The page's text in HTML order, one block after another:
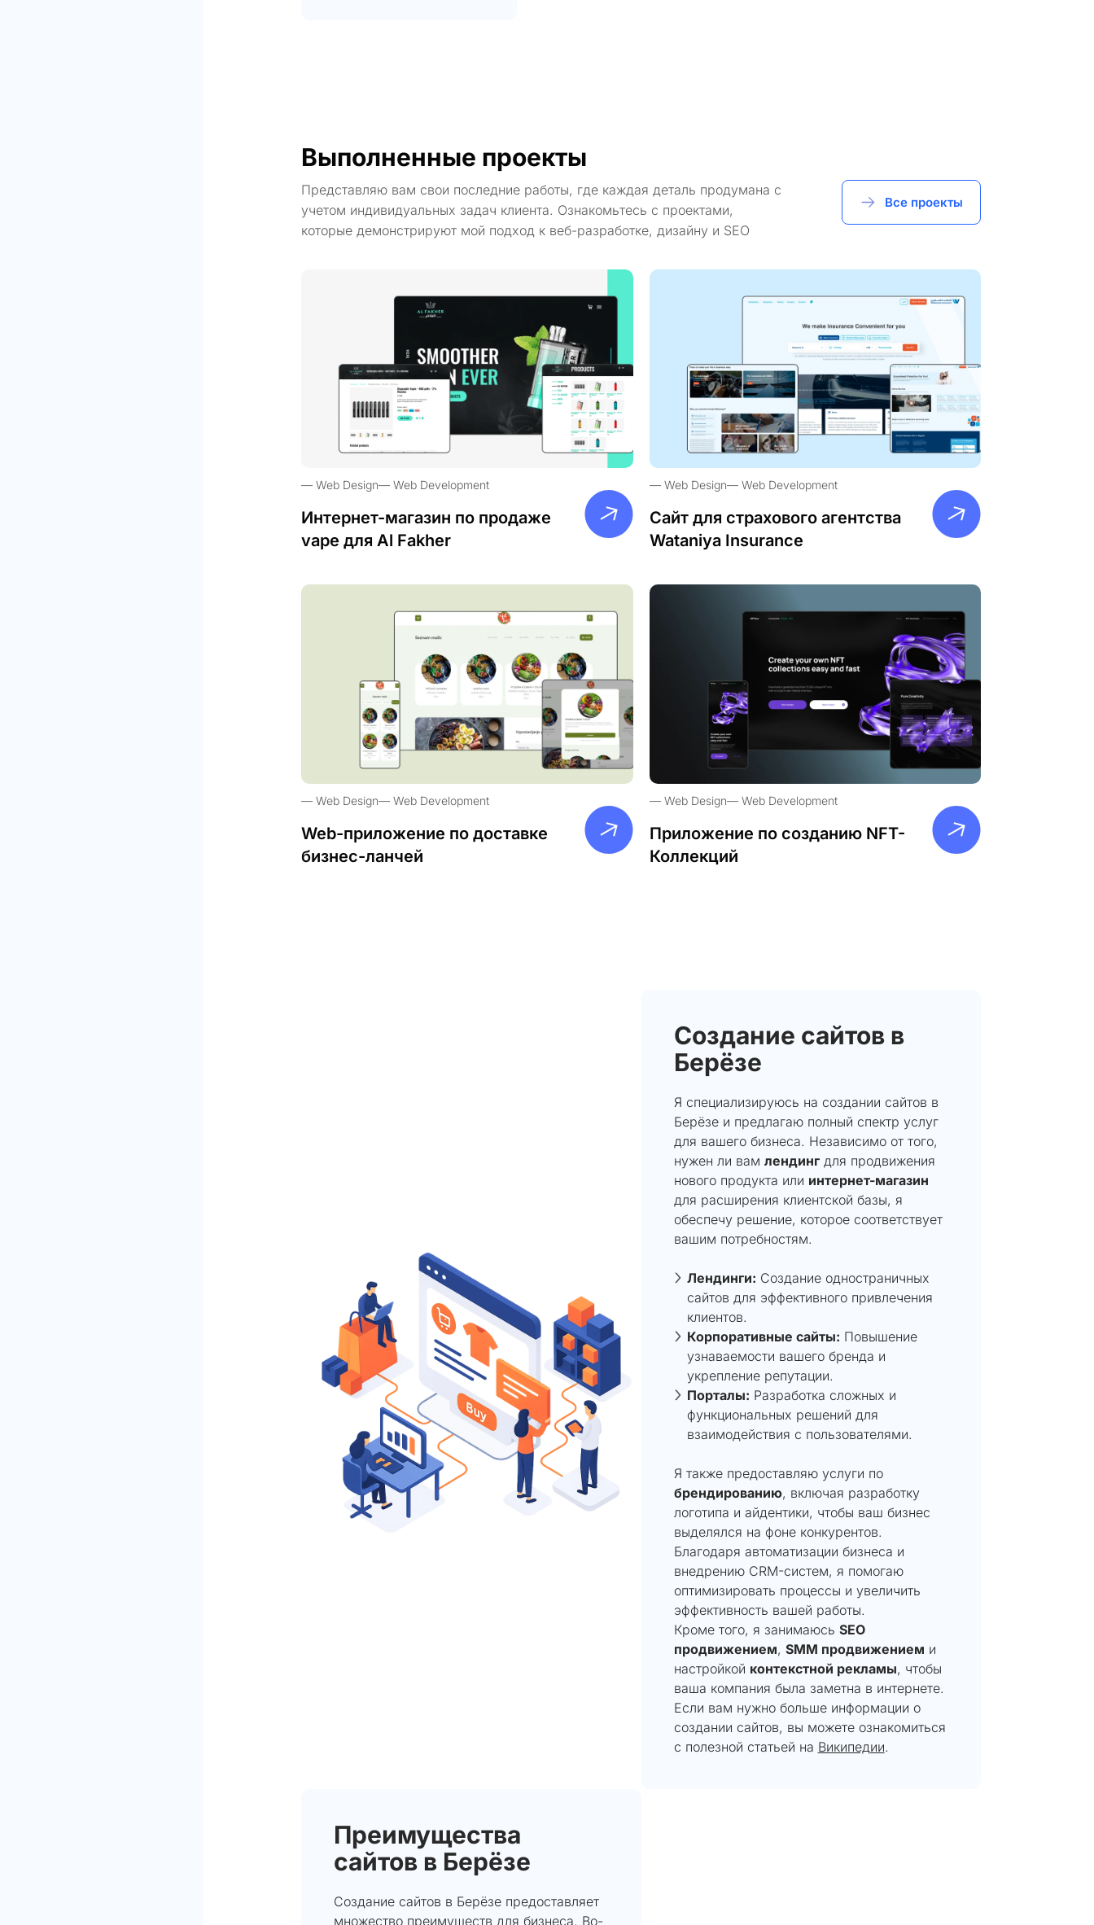
Выполненные проекты
Представляю вам свои последние работы, где каждая деталь продумана с
учетом индивидуальных задач клиента. Ознакомьтесь с проектами,
которые демонстрируют мой подход к веб-разработке, дизайну и SEO
Все проекты
Web Design Web Development
Интернет-магазин по продаже
vape для Al Fakher
Web Design Web Development
Сайт для страхового агентства
Wataniya Insurance
Web Design Web Development
Web-приложение по доставке
бизнес-ланчей
Web Design Web Development
Приложение по созданию NFT-
Коллекций
Создание сайтов в
Берёзе
Я специализируюсь на создании сайтов в
Берёзе и предлагаю полный спектр услуг
для вашего бизнеса. Независимо от того,
нужен ли вам лендингдля продвижения
нового продукта или интернет-магазин
для расширения клиентской базы, я
обеспечу решение, которое соответствует
вашим потребностям.
Лендинги: Создание одностраничных
сайтов для эффективного привлечения
клиентов.
Корпоративные сайты: Повышение
узнаваемости вашего бренда и
укрепление репутации.
Порталы: Разработка сложных и
функциональных решений для
взаимодействия с пользователями.
Я также предоставляю услуги по
брендированию, включая разработку
логотипа и айдентики, чтобы ваш бизнес
выделялся на фоне конкурентов.
Благодаря автоматизации бизнеса и
внедрению CRM-систем, я помогаю
оптимизировать процессы и увеличить
эффективность вашей работы.
Кроме того, я занимаюсь SEO
продвижением, SMM продвижением и
настройкой контекстной рекламы, чтобы
ваша компания была заметна в интернете.
Если вам нужно больше информации о
создании сайтов, вы можете ознакомиться
с полезной статьей на Википедии.
Преимущества
сайтов в Берёзе
Создание сайтов в Берёзе предоставляет
множество преимуществ для бизнеса. Во-